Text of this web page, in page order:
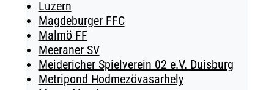
Luzern
Magdeburger FFC
Malmö FF
Meeraner SV
Meidericher Spielverein 02 e.V. Duisburg
Metripond Hodmezövasarhely